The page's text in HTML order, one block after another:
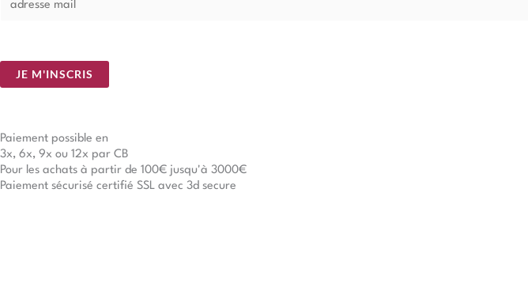
l
JE M'INSCRIS
Paiement possible en
3x, 6x, 9x ou 12x par CB
Pour les achats à partir de 100€ jusqu'à 3000€
Paiement sécurisé certifié SSL avec 3d secure